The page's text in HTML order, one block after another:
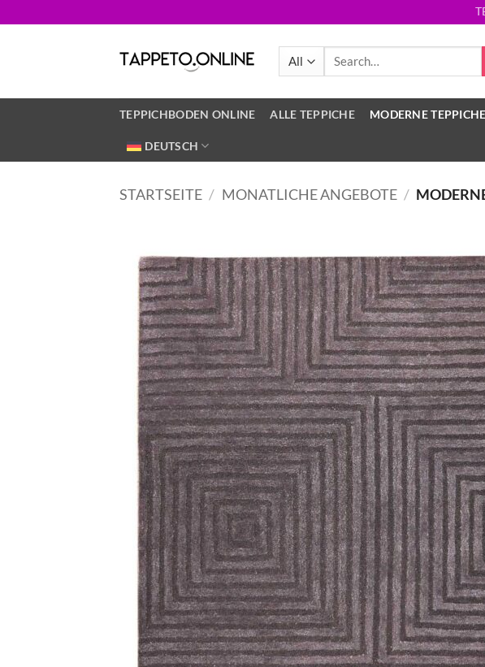
Search
TEPPICHBODEN ONLINE ALLE TEPPICHE MODERNE TEPPICHE
DEUTSCH
STARTSEITE / MONATLICHE ANGEBOTE /